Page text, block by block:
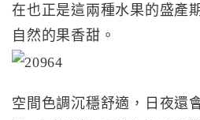
在也正是這兩種水果的盛產
自然的果香甜。
空間色調沉穩舒適，日夜還